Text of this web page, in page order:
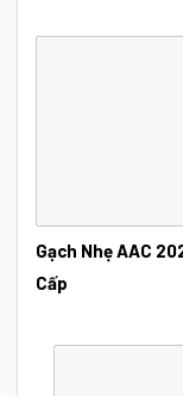
Gạch Nhẹ AAC
Cấp